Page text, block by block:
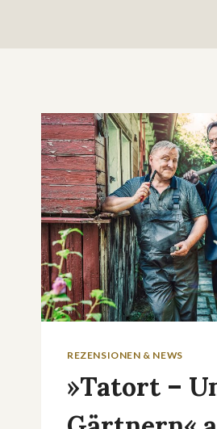
REZENSIONEN & NEWS
»Tatort –